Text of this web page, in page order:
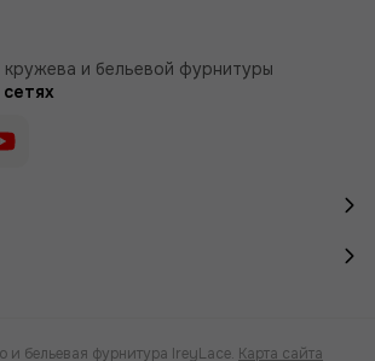
кружева и бельевой фурнитуры
бельевая фурнитура IreyLace. Карта сайта